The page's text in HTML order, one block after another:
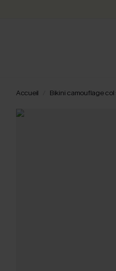
Accueil Bikini camouflage